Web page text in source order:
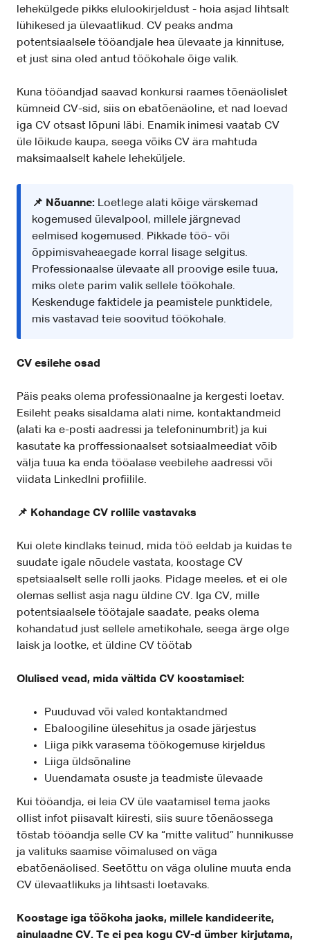
lehekülgede pikks elulookirjeldust - hoia asjad lihtsalt
lühikesed ja ülevaatlikud. CV peaks andma
potentsiaalsele tööandjale hea ülevaate ja kinnituse,
et just sina oled antud töökohale õige valik.
Kuna tööandjad saavad konkursi raames tõenäolislet
kümneid CV-sid, siis on ebatõenäoline, et nad loevad
iga CV otsast lõpuni läbi. Enamik inimesi vaatab CV
üle lõikude kaupa, seega võiks CV ära mahtuda
maksimaalselt kahele leheküljele.
📌 Nõuanne: Loetlege alati kõige värskemad
kogemused ülevalpool, millele järgnevad
eelmised kogemused. Pikkade töö- või
õppimisvaheaegade korral lisage selgitus.
Professionaalse ülevaate all proovige esile tuua,
miks olete parim valik sellele töökohale.
Keskenduge faktidele ja peamistele punktidele,
mis vastavad teie soovitud töökohale.
CV esilehe osad
Päis peaks olema professiоnaalne ja kergesti loetav.
Esileht peaks sisaldama alati nime, kontaktandmeid
(alati ka e-posti aadressi ja telefoninumbrit) ja kui
kasutate ka proffessionaalset sotsiaalmeediat võib
välja tuua ka enda tööalase veebilehe aadressi või
viidata LinkedIni profiilile.
📌 Kohandage CV rollile vastavaks
Kui olete kindlaks teinud, mida töö eeldab ja kuidas te
suudate igale nõudele vastata, koostage CV
spetsiaalselt selle rolli jaoks. Pidage meeles, et ei ole
olemas sellist asja nagu üldine CV. Iga CV, mille
potentsiaalsele töötajale saadate, peaks olema
kohandatud just sellele ametikohale, seega ärge olge
laisk ja lootke, et üldine CV töötab
Olulised vead, mida vältida CV koostamisel:
Puuduvad või valed kontaktandmed
Ebaloogiline ülesehitus ja osade järjestus
Liiga pikk varasema töökogemuse kirjeldus
Liiga üldsõnaline
Uuendamata osuste ja teadmiste ülevaade
Kui tööandja, ei leia CV üle vaatamisel tema jaoks
ollist infot piisavalt kiiresti, siis suure tõenäossega
tõstab tööandja selle CV ka “mitte valitud” hunnikusse
ja valituks saamise võimalused on väga
ebatõenäolised. Seetõttu on väga oluline muuta enda
CV ülevaatlikuks ja lihtsasti loetavaks.
Koostage iga töökoha jaoks, millele kandideerite,
ainulaadne CV. Te ei pea kogu CV-d ümber kirjutama,